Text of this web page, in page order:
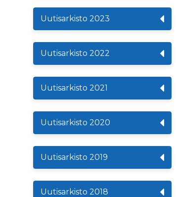
Uutisarkisto 2023
Uutisarkisto 2022
Uutisarkisto 2021
Uutisarkisto 2020
Uutisarkisto 2019
Uutisarkisto 2018